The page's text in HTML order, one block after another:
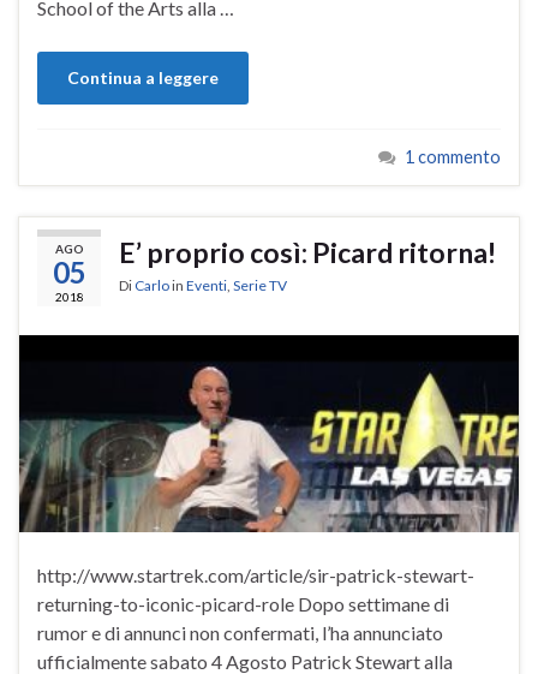
School of the Arts alla …
Continua a leggere
1 commento
AGO
05
2018
E’ proprio così: Picard ritorna!
Di Carloin Eventi, Serie TV
http://www.startrek.com/article/sir-patrick-stewart-
returning-to-iconic-picard-role Dopo settimane di
rumor e di annunci non confermati, l’ha annunciato
ufficialmente sabato 4 Agosto Patrick Stewart alla